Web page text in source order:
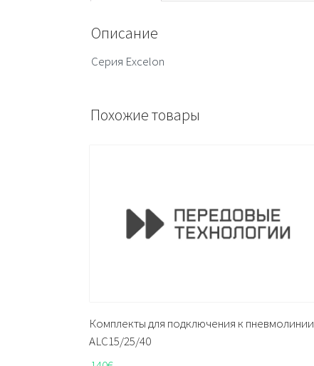
Описание
Серия Excelon
Похожие товары
Комплекты для подключения к пневмолинии
ALC15/25/40